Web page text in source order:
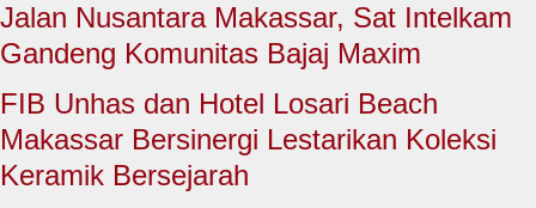
Sorot Sulsel
Sorot Regional
Sorot Nasional
Jalan Nusantara Makassar, Sat Intelkam
Gandeng Komunitas Bajaj Maxim
FIB Unhas dan Hotel Losari Beach
Makassar Bersinergi Lestarikan Koleksi
Keramik Bersejarah